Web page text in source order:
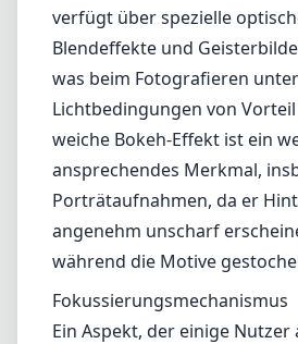
verfügt über spezielle
Blendeffekte und
was beim Fotografieren
Lichtbedingungen von
weiche Bokeh-Effekt ist ein
ansprechendes Merkmal,
Porträtaufnahmen, da er
angenehm unscharf
während die Motive
Fokussierungsmechanismus
Ein Aspekt, der einige Nutzer